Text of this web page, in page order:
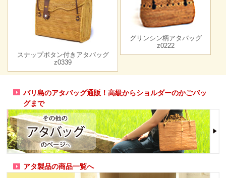
スナップボタン付きアタバッグ
z0339
グリンシン柄アタバッグ
z0222
バリ島のアタバッグ通販！高級からショルダーのかごバッ
グまで
アタ製品の商品一覧へ